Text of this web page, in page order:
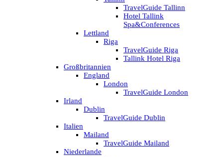
TravelGuide Tallinn
Hotel Tallink
Spa&Conferences
Lettland
Riga
TravelGuide Riga
Tallink Hotel Riga
Großbritannien
England
London
TravelGuide London
Irland
Dublin
TravelGuide Dublin
Italien
Mailand
TravelGuide Mailand
Niederlande